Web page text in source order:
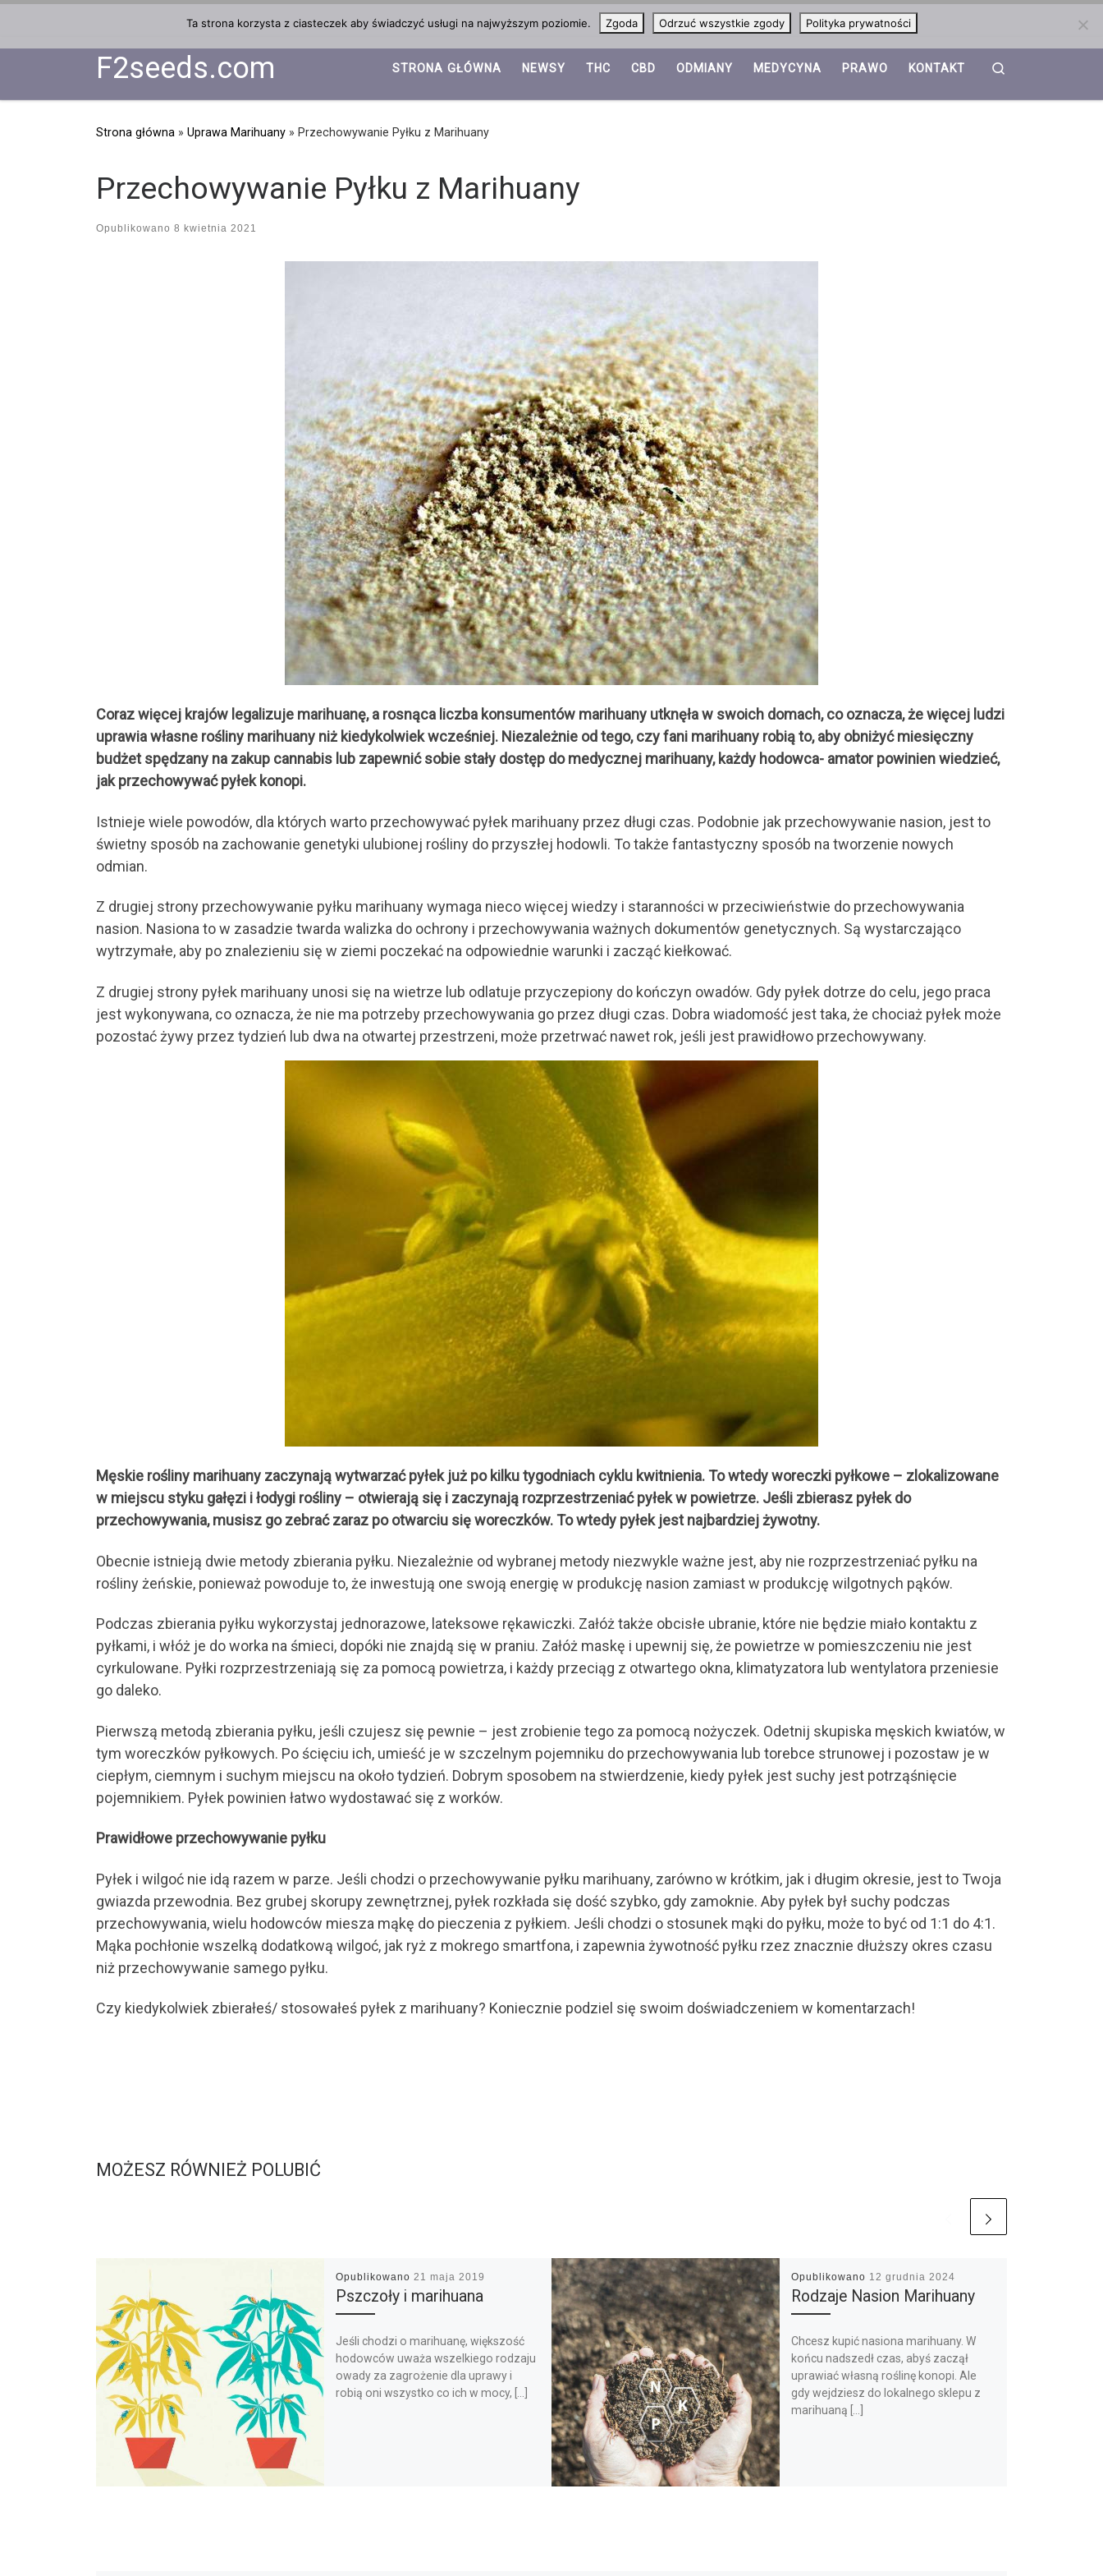
F2seeds.com STRONA GŁÓWNA NEWSY THC CBD ODMIANY MEDYCYNA PRAWO KONTAKT
Strona główna » Uprawa Marihuany » Przechowywanie Pyłku z Marihuany
Przechowywanie Pyłku z Marihuany
Opublikowano 8 kwietnia 2021
Coraz więcej krajów legalizuje marihuanę, a rosnąca liczba konsumentów marihuany utknęła w swoich domach, co oznacza, że więcej ludzi
uprawia własne rośliny marihuany niż kiedykolwiek wcześniej. Niezależnie od tego, czy fani marihuany robią to, aby obniżyć miesięczny
budżet spędzany na zakup cannabis lub zapewnić sobie stały dostęp do medycznej marihuany, każdy hodowca- amator powinien wiedzieć,
jak przechowywać pyłek konopi.
Istnieje wiele powodów, dla których warto przechowywać pyłek marihuany przez długi czas. Podobnie jak przechowywanie nasion, jest to
świetny sposób na zachowanie genetyki ulubionej rośliny do przyszłej hodowli. To także fantastyczny sposób na tworzenie nowych
odmian.
Z drugiej strony przechowywanie pyłku marihuany wymaga nieco więcej wiedzy i staranności w przeciwieństwie do przechowywania
nasion. Nasiona to w zasadzie twarda walizka do ochrony i przechowywania ważnych dokumentów genetycznych. Są wystarczająco
wytrzymałe, aby po znalezieniu się w ziemi poczekać na odpowiednie warunki i zacząć kiełkować.
Z drugiej strony pyłek marihuany unosi się na wietrze lub odlatuje przyczepiony do kończyn owadów. Gdy pyłek dotrze do celu, jego praca
jest wykonywana, co oznacza, że ​​nie ma potrzeby przechowywania go przez długi czas. Dobra wiadomość jest taka, że ​​chociaż pyłek może
pozostać żywy przez tydzień lub dwa na otwartej przestrzeni, może przetrwać nawet rok, jeśli jest prawidłowo przechowywany.
Męskie rośliny marihuany zaczynają wytwarzać pyłek już po kilku tygodniach cyklu kwitnienia. To wtedy woreczki pyłkowe – zlokalizowane
w miejscu styku gałęzi i łodygi rośliny – otwierają się i zaczynają rozprzestrzeniać pyłek w powietrze. Jeśli zbierasz pyłek do
przechowywania, musisz go zebrać zaraz po otwarciu się woreczków. To wtedy pyłek jest najbardziej żywotny.
Obecnie istnieją dwie metody zbierania pyłku. Niezależnie od wybranej metody niezwykle ważne jest, aby nie rozprzestrzeniać pyłku na
rośliny żeńskie, ponieważ powoduje to, że inwestują one swoją energię w produkcję nasion zamiast w produkcję wilgotnych pąków.
Podczas zbierania pyłku wykorzystaj jednorazowe, lateksowe rękawiczki. Załóż także obcisłe ubranie, które nie będzie miało kontaktu z
pyłkami, i włóż je do worka na śmieci, dopóki nie znajdą się w praniu. Załóż maskę i upewnij się, że powietrze w pomieszczeniu nie jest
cyrkulowane. Pyłki rozprzestrzeniają się za pomocą powietrza, i każdy przeciąg z otwartego okna, klimatyzatora lub wentylatora przeniesie
go daleko.
Pierwszą metodą zbierania pyłku, jeśli czujesz się pewnie – jest zrobienie tego za pomocą nożyczek. Odetnij skupiska męskich kwiatów, w
tym woreczków pyłkowych. Po ścięciu ich, umieść je w szczelnym pojemniku do przechowywania lub torebce strunowej i pozostaw je w
ciepłym, ciemnym i suchym miejscu na około tydzień. Dobrym sposobem na stwierdzenie, kiedy pyłek jest suchy jest potrząśnięcie
pojemnikiem. Pyłek powinien łatwo wydostawać się z worków.
Prawidłowe przechowywanie pyłku
Pyłek i wilgoć nie idą razem w parze. Jeśli chodzi o przechowywanie pyłku marihuany, zarówno w krótkim, jak i długim okresie, jest to Twoja
gwiazda przewodnia. Bez grubej skorupy zewnętrznej, pyłek rozkłada się dość szybko, gdy zamoknie. Aby pyłek był suchy podczas
przechowywania, wielu hodowców miesza mąkę do pieczenia z pyłkiem. Jeśli chodzi o stosunek mąki do pyłku, może to być od 1:1 do 4:1.
Mąka pochłonie wszelką dodatkową wilgoć, jak ryż z mokrego smartfona, i zapewnia żywotność pyłku rzez znacznie dłuższy okres czasu
niż przechowywanie samego pyłku.
Czy kiedykolwiek zbierałeś/ stosowałeś pyłek z marihuany? Koniecznie podziel się swoim doświadczeniem w komentarzach!
MOŻESZ RÓWNIEŻ POLUBIĆ
Opublikowano 21 maja 2019
Pszczoły i marihuana
Jeśli chodzi o marihuanę, większość
hodowców uważa wszelkiego rodzaju
owady za zagrożenie dla uprawy i
robią oni wszystko co ich w mocy, […]
Opublikowano 12 grudnia 2024
Rodzaje Nasion Marihuany
Chcesz kupić nasiona marihuany. W
końcu nadszedł czas, abyś zaczął
uprawiać własną roślinę konopi. Ale
gdy wejdziesz do lokalnego sklepu z
marihuaną […]
Ta strona korzysta z ciasteczek aby świadczyć usługi na najwyższym poziomie. Zgoda Odrzuć wszystkie zgody Polityka prywatności